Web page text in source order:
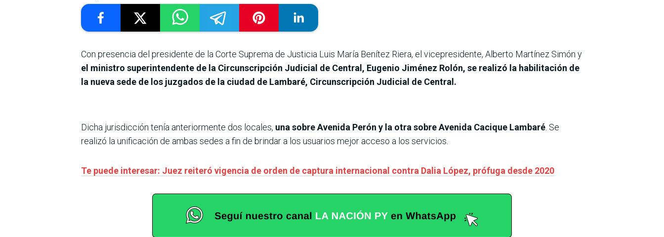
Con presencia del presidente de la Corte Suprema de Justicia Luis María Benítez Riera, el vicepresidente, Alberto Martínez Simón y
el ministro superintendente de la Circunscripción Judicial de Central, Eugenio Jiménez Rolón, se realizó la habilitación de
la nueva sede de los juzgados de la ciudad de Lambaré, Circunscripción Judicial de Central.
Dicha jurisdicción tenía anteriormente dos locales, una sobre Avenida Perón y la otra sobre Avenida Cacique Lambaré . Se
realizó la unificación de ambas sedes a fin de brindar a los usuarios mejor acceso a los servicios.
Te puede interesar: Juez reiteró vigencia de orden de captura internacional contra Dalia López, prófuga desde 2020